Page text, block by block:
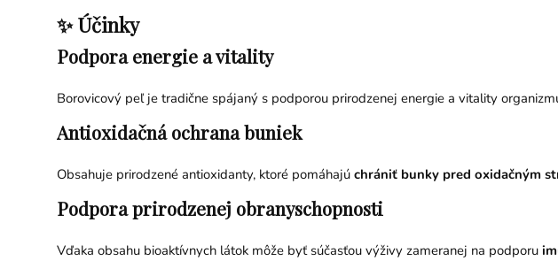
✨ Účinky
Podpora energie a vitality
Borovicový peľ je tradične spájaný s podporou prirodzenej energie a vitality
Antioxidačná ochrana buniek
Obsahuje prirodzené antioxidanty, ktoré pomáhajú chrániť bunky pred oxidačným
Podpora prirodzenej obranyschopnosti
Vďaka obsahu bioaktívnych látok môže byť súčasťou výživy zameranej na podporu